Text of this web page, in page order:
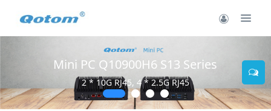
Mini PC Q30900SE S13 Series
2 * 10G SFP+, 6 * 2.5G RJ45